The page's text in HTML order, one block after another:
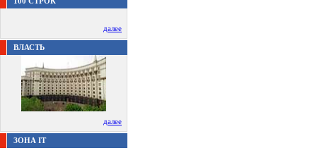
далее
ВЛАСТЬ
далее
ЗОНА IT